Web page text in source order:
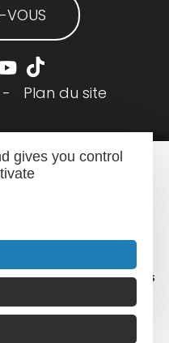
Infos pratiques
VOUS
- Plan du site
gives you control